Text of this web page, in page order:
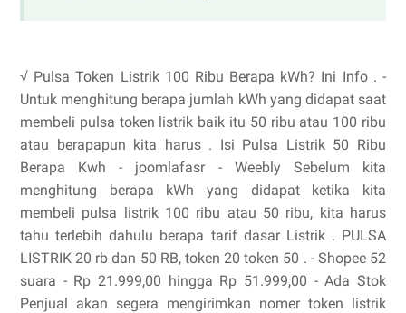
√ Pulsa Token Listrik 100 Ribu Berapa kWh? Ini Info . -
Untuk menghitung berapa jumlah kWh yang didapat saat
membeli pulsa token listrik baik itu 50 ribu atau 100 ribu
atau berapapun kita harus . Isi Pulsa Listrik 50 Ribu
Berapa Kwh - joomlafasr - Weebly Sebelum kita
menghitung berapa kWh yang didapat ketika kita
membeli pulsa listrik 100 ribu atau 50 ribu, kita harus
tahu terlebih dahulu berapa tarif dasar Listrik . PULSA
LISTRIK 20 rb dan 50 RB, token 20 token 50 . - Shopee 52
suara - ‎Rp 21.999,00 hingga Rp 51.999,00 - ‎Ada Stok
Penjual akan segera mengirimkan nomer token listrik